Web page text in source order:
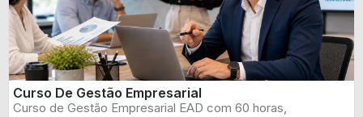
Curso De Gestão Empresarial
Curso de Gestão Empresarial EAD com 60 horas,